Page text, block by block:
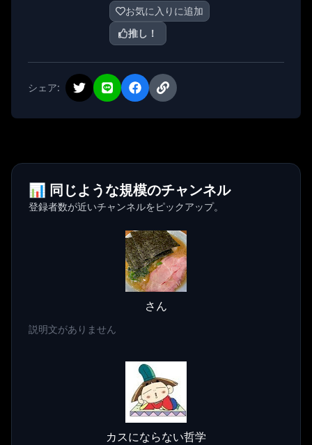
お気に入りに追加
推し！
シェア:
📊 同じような規模のチャンネル
登録者数が近いチャンネルをピックアップ。
さん
説明文がありません
カスにならない哲学